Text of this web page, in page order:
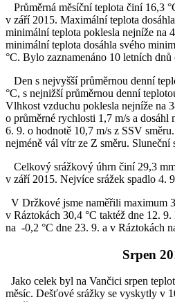
Průměrná měsíční teplota činí 16,3
v září 2015. Maximální teplota
minimální teplota poklesla nejníže na
minimální teplota dosáhla svého
°C. Bylo zaznamenáno 10 letních
Den s nejvyšší průměrnou denní
°C, s nejnižší průměrnou denní
Vlhkost vzduchu poklesla nejníže na
o průměrné rychlosti 1,7 m/s a dosáhl
6. 9. o hodnotě 10,7 m/s z SSV
nejméně vál vítr ze Z směru.
Celkový srážkový úhrn činí 29,3
v září 2015. Nejvíce srážek spadlo 4.
V Držkové jsme naměřili maximum
v Ráztokách 30,4 °C taktéž dne 12.
na -0,2 °C dne 23. 9. a v Ráztokách
Srpen
Jako celek byl na Vančici srpen
měsíc. Dešťové srážky se vyskytly v